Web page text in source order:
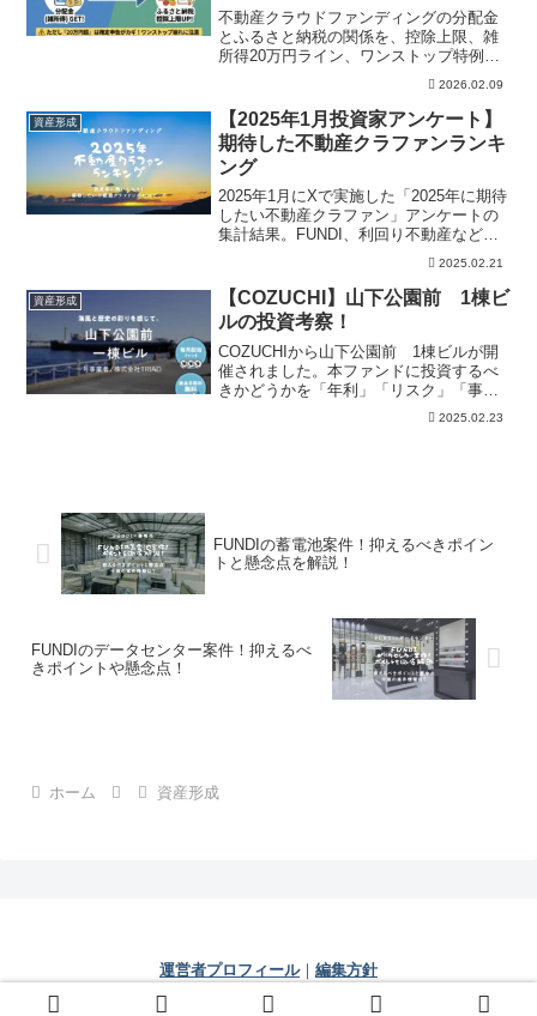
注意点
不動産クラウドファンディングの分配金
とふるさと納税の関係を、控除上限、雑
所得20万円ライン、ワンストップ特例、
確定申告の注意点から解説。税務判断前
の確認材料として、公式情報の見方も整
理します。申告前の比較材料として、制
度条件や投資リスクとあわせて確認でき
ます。
2026.02.09
資産形成
【2025年1月投資家アンケート】
期待した不動産クラファンランキ
ング
2025年1月にXで実施した「2025年に期待
したい不動産クラファン」アンケートの
集計結果。FUNDI、利回り不動産など得
票上位9サービスの当時の期待理由と、そ
の後の調査・現在の比較記事を紹介しま
す。現在のおすすめ順位ではありませ
ん。
2025.02.21
資産形成
【COZUCHI】山下公園前 1棟ビ
ルの投資考察！
COZUCHIから山下公園前 1棟ビルが開
催されました。本ファンドに投資するべ
きかどうかを「年利」「リスク」「事業
内容」の視点で解説しています。また
COZUCHIの過去実績などもまとめてお
2025.02.23
FUNDIの蓄電池案件！抑えるべきポイン
トと懸念点を解説！
FUNDIのデータセンター案件！抑えるべ
きポイントや懸念点！
ホーム 資産形成
運営者プロフィール｜ 編集方針
© 2021 じぇいの人生相談室.